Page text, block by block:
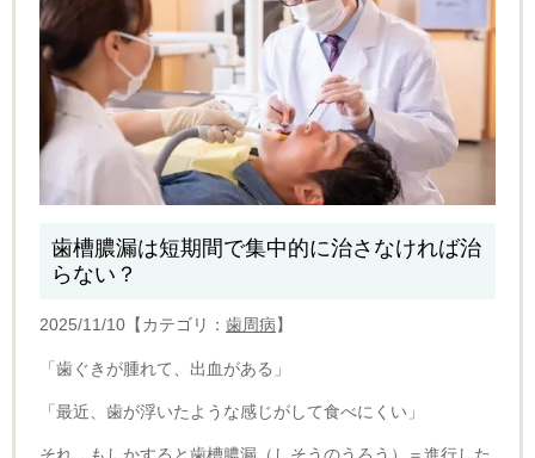
歯槽膿漏は短期間で集中的に治さなければ治
らない？
2025/11/10【カテゴリ： 歯周病】
「歯ぐきが腫れて、出血がある」
「最近、歯が浮いたような感じがして食べにくい」